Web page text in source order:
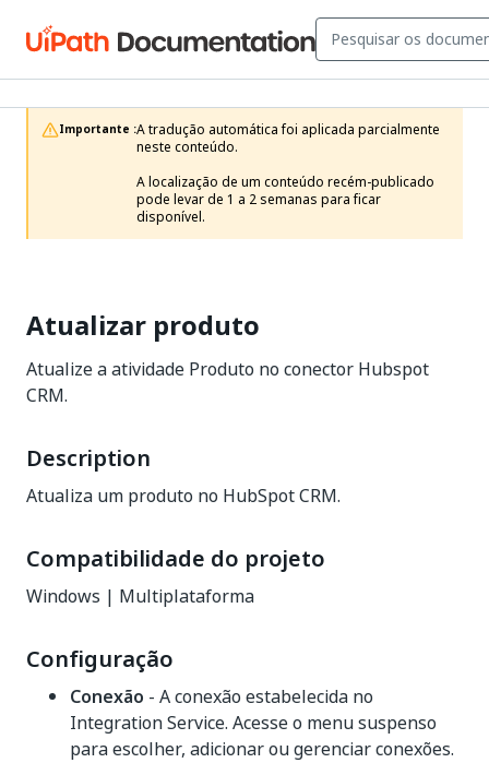
Importante :A tradução automática foi aplicada parcialmente
neste conteúdo.
A localização de um conteúdo recém-publicado
pode levar de 1 a 2 semanas para ficar
disponível.
Atualizar produto
Atualize a atividade Produto no conector Hubspot
CRM.
Description
Atualiza um produto no HubSpot CRM.
Compatibilidade do projeto
Windows | Multiplataforma
Configuração
Conexão - A conexão estabelecida no
Integration Service. Acesse o menu suspenso
para escolher, adicionar ou gerenciar conexões.